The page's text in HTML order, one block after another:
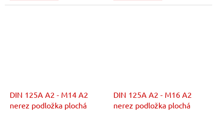
DIN 125A A2 - M14 A2
nerez podložka plochá
DIN 125A A2 - M16 A2
nerez podložka plochá